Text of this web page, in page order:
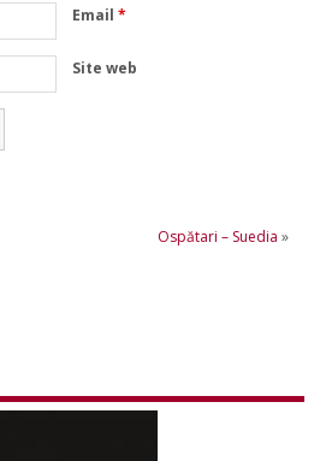
Email*
Site web
Ospătari – Suedia »